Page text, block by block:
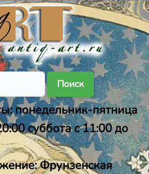
Поиск
понедельник-пятница
суббота с 11:00 до
Фрунзенская